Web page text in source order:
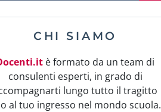
CHI SIAMO
è formato da un team di
consulenti esperti, in grado di
lungo tutto il tragitto
al tuo ingresso nel mondo scuola.